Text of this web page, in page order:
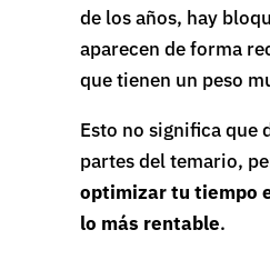
de los años, hay
aparecen de forma
que tienen un peso
Esto no significa que
partes del temario,
optimizar tu tiempo
lo más rentable.